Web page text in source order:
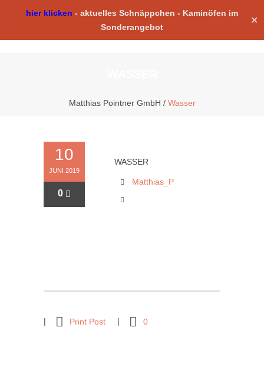
hier klicken - aktuelles Schnäppchen - Kaminöfen im
Sonderangebot
✕
Matthias Pointner GmbH / Wasser
10
JUNI 2019
0
WASSER
Matthias_P
Print Post 0